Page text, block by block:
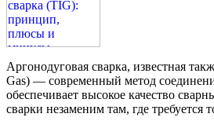
Аргонодуговая сварка, известная
Gas) — современный метод
обеспечивает высокое качество
сварки незаменим там, где требуется